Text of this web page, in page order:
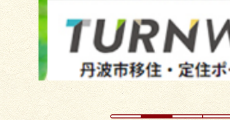
ラ
イ
ド